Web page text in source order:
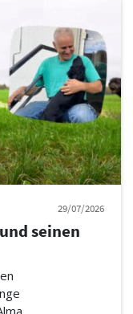
29/07/2026
seinen